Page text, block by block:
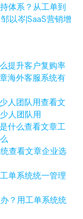
体系？从工单到
邹以岑|SaaS营销增
提升客户复购率
海外客服系统有
查看文
人团队用
查看文章工
查看文章企业选
？用工单系统统